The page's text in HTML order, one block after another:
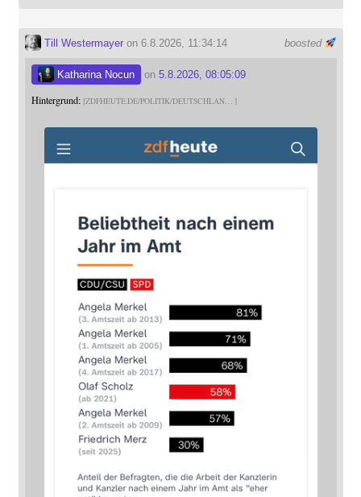
boosted
Till Westermayeron 6.8.2026, 11:34:14
Katharina Nocun on 5.8.2026, 08:05:09
Hintergrund: ZDFHEUTE.DE/POLITIK/DEUTSCHLAN